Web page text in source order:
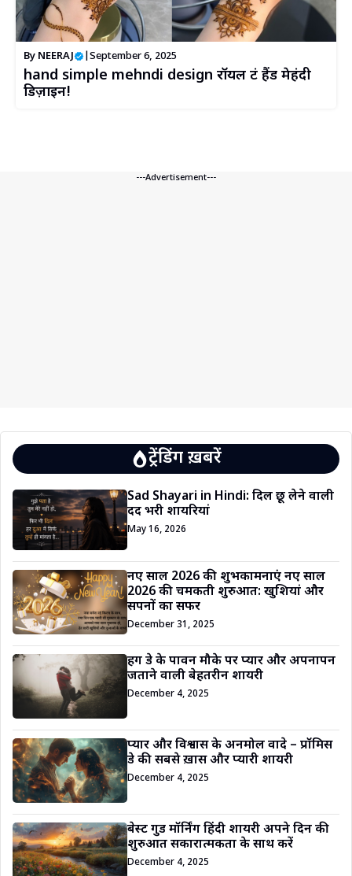
By NEERAJ September 6, 2025
hand simple mehndi design रॉयल फ्रंट हैंड मेहंदी
डिज़ाइन!
---Advertisement---
ट्रेंडिंग ख़बरें
Sad Shayari in Hindi: दिल छू लेने वाली
दर्द भरी शायरियां
May 16, 2026
नए साल 2026 की शुभकामनाएं नए साल
2026 की चमकती शुरुआत: खुशियां और
सपनों का सफर
December 31, 2025
हग डे के पावन मौके पर प्यार और अपनापन
जताने वाली बेहतरीन शायरी
December 4, 2025
प्यार और विश्वास के अनमोल वादे – प्रॉमिस
डे की सबसे ख़ास और प्यारी शायरी
December 4, 2025
बेस्ट गुड मॉर्निंग हिंदी शायरी अपने दिन की
शुरुआत सकारात्मकता के साथ करें
December 4, 2025